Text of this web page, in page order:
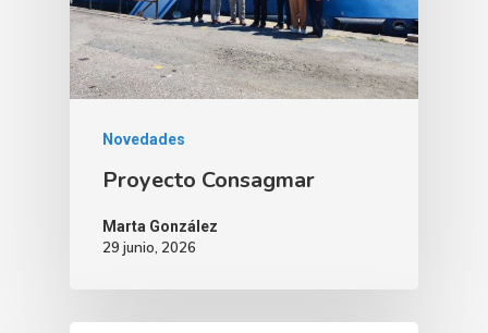
Novedades
Proyecto Consagmar
Marta González
29 junio, 2026